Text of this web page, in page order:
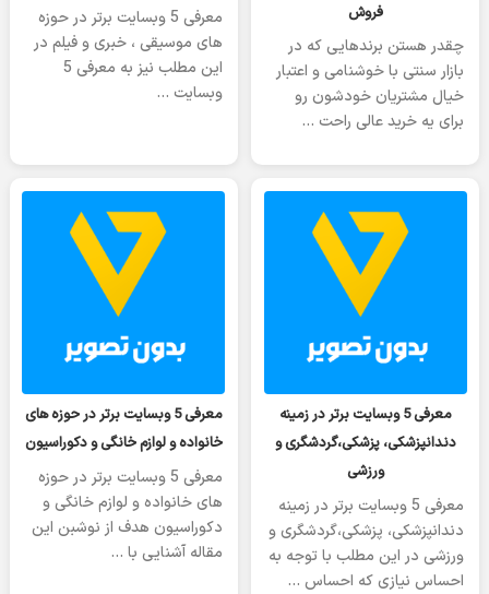
فروش
چقدر هستن برندهایی که در
بازار سنتی با خوشنامی و اعتبار
خیال مشتریان خودشون رو
برای یه خرید عالی راحت …
معرفی 5 وبسایت برتر در حوزه
های موسیقی ، خبری و فیلم در
این مطلب نیز به معرفی 5
وبسایت …
شنبه 08 آوریل 2023 معرفی 5 وبسایت برتر در زمینه
دندانپزشکی، پزشکی،گردشگری و
ورزشی
معرفی 5 وبسایت برتر در زمینه
دندانپزشکی، پزشکی،گردشگری و
ورزشی در این مطلب با توجه به
احساس نیازی که احساس …
شنبه 08 آوریل 2023معرفی 5 وبسایت برتر در حوزه های
خانواده و لوازم خانگی و دکوراسیون
معرفی 5 وبسایت برتر در حوزه
های خانواده و لوازم خانگی و
دکوراسیون هدف از نوشبن این
مقاله آشنایی با …